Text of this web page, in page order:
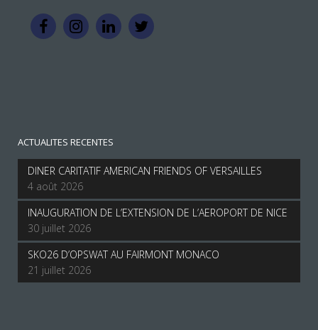
ACTUALITES RECENTES
DINER CARITATIF AMERICAN FRIENDS OF VERSAILLES
4 août 2026
INAUGURATION DE L’EXTENSION DE L’AEROPORT DE NICE
30 juillet 2026
SKO26 D’OPSWAT AU FAIRMONT MONACO
21 juillet 2026